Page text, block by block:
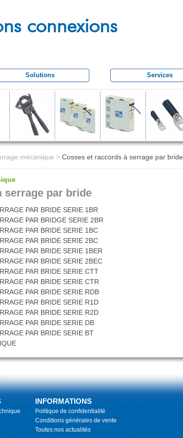
contenu
connexions
Solutions Services
mécanique > Cosses et raccords à serrage par bride
serrage par bride
PAR BRIDE SERIE 1BR
PAR BRIDGE SERIE 2BR
PAR BRIDE SERIE 1BC
PAR BRIDE SERIE 2BC
PAR BRIDE SERIE 1BER
PAR BRIDE SERIE 2BEC
PAR BRIDE SERIE CTT
PAR BRIDE SERIE CTR
PAR BRIDE SERIE RDB
PAR BRIDE SERIE R1D
PAR BRIDE SERIE R2D
PAR BRIDE SERIE DB
PAR BRIDE SERIE BT
INFORMATIONS
Politique de confidentialité
Conditions générales de vente
Toutes nos actualités